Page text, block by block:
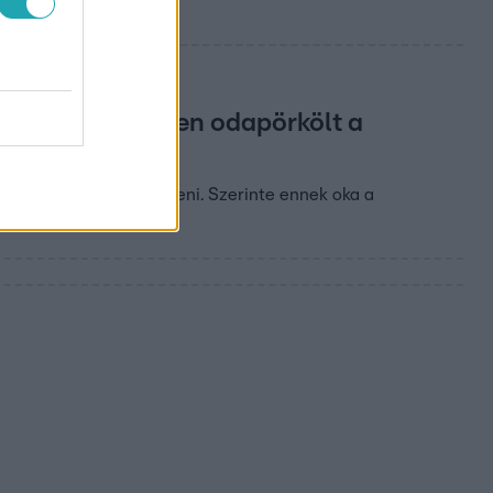
keményen odapörkölt a
teljesen lezülleszteni. Szerinte ennek oka a